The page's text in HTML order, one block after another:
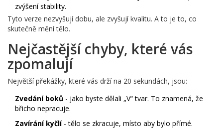
zvýšení stability.
Tyto verze nezvyšují dobu, ale zvyšují kvalitu. A to je to, co
skutečně mění tělo.
Nejčastější chyby, které vás
zpomalují
Největší překážky, které vás drží na 20 sekundách, jsou:
Zvedání boků - jako byste dělali „V“ tvar. To znamená, že
břicho nepracuje.
Zavírání kyčlí- tělo se zkracuje, místo aby bylo přímé.